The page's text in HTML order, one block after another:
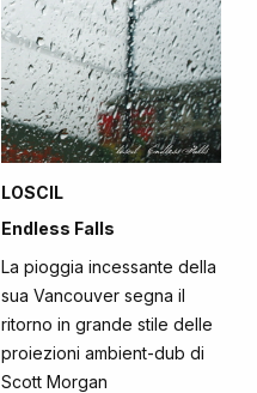
LOSCIL
Endless Falls
La pioggia incessante della
sua Vancouver segna il
ritorno in grande stile delle
proiezioni ambient-dub di
Scott Morgan